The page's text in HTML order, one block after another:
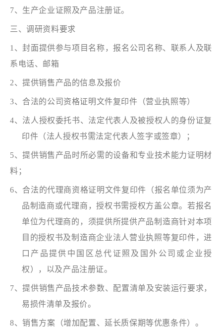
7、生产企业证照及产品注册证。
三、调研资料要求
1、封面提供参与项目名称，报名公司名称、联系人及联
系电话、邮箱
2、提供销售产品的信息及报价
3、合法的公司资格证明文件复印件（营业执照等）
4、法人授权委托书、法定代表人及被授权人的身份证复
印件（法人授权书需法定代表人签字或签章）；
5、提供销售产品时所必需的设备和专业技术能力证明材
料；
6、合法的代理商资格证明文件复印件（报名单位须为产
品制造商或代理商，授权书需授权方盖公章。若报名
单位为代理商的，须提供所提供产品制造商针对本项
目的授权书及制造商企业法人营业执照等复印件，进
口产品提供中国区总代证照及国外公司或企业授
权），以及产品注册证。
7、提供销售产品技术参数、配置清单及安装运行要求，
易损件清单及报价。
8、销售方案（增加配置、延长质保期等优惠条件）。